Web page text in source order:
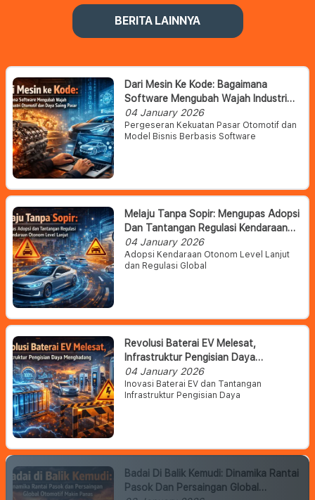
BERITA LAINNYA
Dari Mesin Ke Kode: Bagaimana
Software Mengubah Wajah Industri
Otomotif Dan Daya Saing Pasar
04 January 2026
Pergeseran Kekuatan Pasar Otomotif dan
Model Bisnis Berbasis Software
Melaju Tanpa Sopir: Mengupas Adopsi
Dan Tantangan Regulasi Kendaraan
Otonom Level Lanjut
04 January 2026
Adopsi Kendaraan Otonom Level Lanjut
dan Regulasi Global
Revolusi Baterai EV Melesat,
Infrastruktur Pengisian Daya
Menghadang
04 January 2026
Inovasi Baterai EV dan Tantangan
Infrastruktur Pengisian Daya
Badai Di Balik Kemudi: Dinamika Rantai
Pasok Dan Persaingan Global